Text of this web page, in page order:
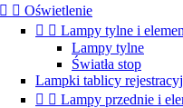
  Oświetlenie
  Lampy tylne i
Lampy tylne
Światła stop
Lampki tablicy
  Lampy przednie i